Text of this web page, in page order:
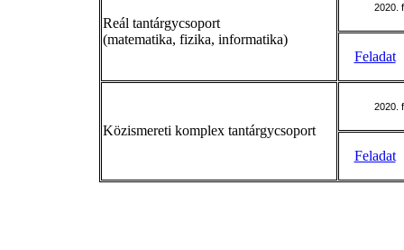
Reál tantárgycsoport
(matematika, fizika, informatika)
2020.
Feladat
Közismereti komplex tantárgycsoport
2020.
Feladat